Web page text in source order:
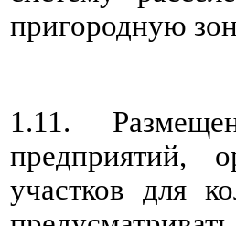
пригородную
1.11.
предприятий,
участков для